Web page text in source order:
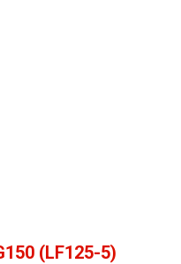
(LF125-5)